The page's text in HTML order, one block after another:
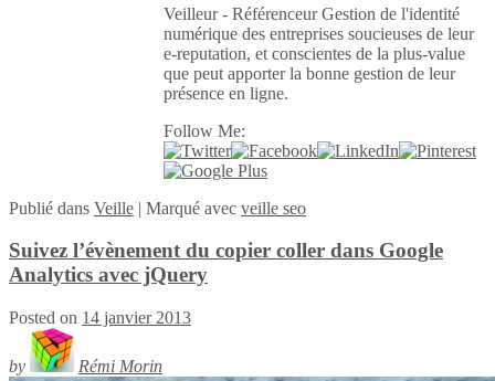
Veilleur - Référenceur Gestion de l'identité
numérique des entreprises soucieuses de leur
e-reputation, et conscientes de la plus-value
que peut apporter la bonne gestion de leur
présence en ligne.
Follow Me:
Publié dans Veille | Marqué avec veille seo
Suivez l’évènement du copier coller dans Google
Analytics avec jQuery
Posted on 14 janvier 2013
by Rémi Morin